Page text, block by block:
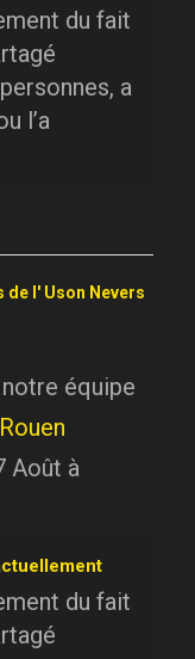
du fait
a
l’a
de l' Uson Nevers
équipe
Rouen
Août à
du fait